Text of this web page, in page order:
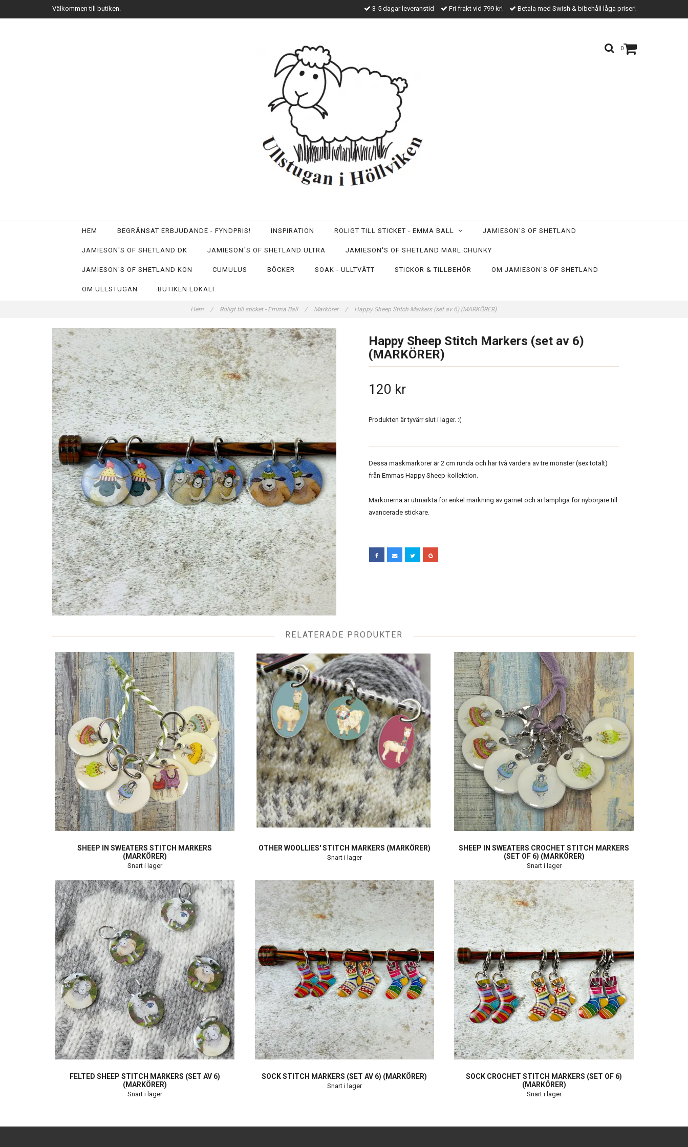
Välkommen till butiken. 3-5 dagar leveranstid Fri frakt vid 799 kr! Betala med Swish & bibehåll låga priser!
0
HEM BEGRÄNSAT ERBJUDANDE - FYNDPRIS! INSPIRATION ROLIGT TILL STICKET - EMMA BALL JAMIESON'S OF SHETLAND
JAMIESON'S OF SHETLAND DK JAMIESON´S OF SHETLAND ULTRA JAMIESON'S OF SHETLAND MARL CHUNKY
JAMIESON'S OF SHETLAND KON CUMULUS BÖCKER SOAK - ULLTVÄTT STICKOR & TILLBEHÖR OM JAMIESON'S OF SHETLAND
OM ULLSTUGAN BUTIKEN LOKALT
Hem / Roligt till sticket - Emma Ball / Markörer / Happy Sheep Stitch Markers (set av 6) (MARKÖRER)
Happy Sheep Stitch Markers (set av 6)
(MARKÖRER)
120 kr
Produkten är tyvärr slut i lager. :(
Dessa maskmarkörer är 2 cm runda och har två vardera av tre mönster (sex totalt)
från Emmas Happy Sheep-kollektion.
Markörerna är utmärkta för enkel märkning av garnet och är lämpliga för nybörjare till
avancerade stickare.
RELATERADE PRODUKTER
SHEEP IN SWEATERS STITCH MARKERS
(MARKÖRER)
Snart i lager
OTHER WOOLLIES' STITCH MARKERS (MARKÖRER)
Snart i lager
SHEEP IN SWEATERS CROCHET STITCH MARKERS
(SET OF 6) (MARKÖRER)
Snart i lager
FELTED SHEEP STITCH MARKERS (SET AV 6)
(MARKÖRER)
Snart i lager
SOCK STITCH MARKERS (SET AV 6) (MARKÖRER)
Snart i lager
SOCK CROCHET STITCH MARKERS (SET OF 6)
(MARKÖRER)
Snart i lager